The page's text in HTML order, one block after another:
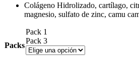
Colágeno Hidrolizado, cartílago,
magnesio, sulfato de zinc, camu
Packs
Pack 1
Pack 3